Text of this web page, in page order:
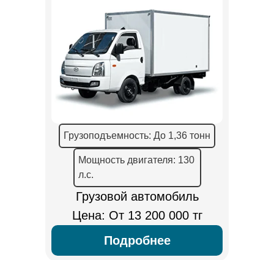
Грузоподъемность: До 1,36 тонн
Мощность двигателя: 130
л.с.
Грузовой автомобиль
Цена: От 13 200 000 тг
Подробнее